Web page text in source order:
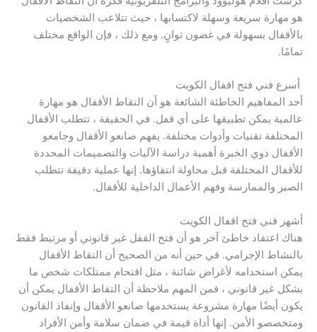
هو مهارة سريعة وسهلة لاكتسابها ، حيث تتلاعب الشخصيات
بالأقفال بسهولة في غضون ثوانٍ. ومع ذلك ، فإن الواقع مختلف
تمامًا.
أسرع فني فتح اقفال الكويت
أحد المفاهيم الخاطئة الشائعة هو أن التقاط الأقفال هو مهارة
عالمية يمكن تطبيقها على أي قفل. في الحقيقة ، تتطلب الأقفال
المختلفة تقنيات وأدوات مختلفة. يفهم صانعو الأقفال وجامعو
الأقفال ذوي الخبرة أهمية دراسة الآليات والتصميمات المحددة
للأقفال المختلفة قبل محاولة انتقاؤها. إنها عملية دقيقة تتطلب
الصبر والممارسة وفهم الأعمال الداخلية للأقفال.
أشهر فني فتح اقفال الكويت
هناك اعتقاد خاطئ آخر هو أن فتح القفل غير قانوني أو مرتبط فقط
بالنشاط الإجرامي. في حين أنه من الصحيح أن التقاط الأقفال
يمكن استخدامه لأغراض شائنة ، مثل اقتحام ممتلكات شخص ما
بشكل غير قانوني ، فمن المهم ملاحظة أن التقاط الأقفال يمكن أن
يكون أيضًا مهارة مشروعة يستخدمها صانعو الأقفال وإنفاذ القانون
ومتخصصو الأمن. إنها أداة قيمة في ضمان سلامة وأمن الأفراد